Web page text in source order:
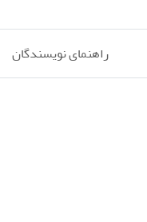
راهنمای نویسندگان